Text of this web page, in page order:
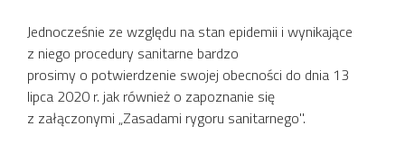
Jednocześnie ze względu na stan epidemii i wynikające
z niego procedury sanitarne bardzo
prosimy o potwierdzenie swojej obecności do dnia 13
lipca 2020 r. jak również o zapoznanie się
z załączonymi „Zasadami rygoru sanitarnego".